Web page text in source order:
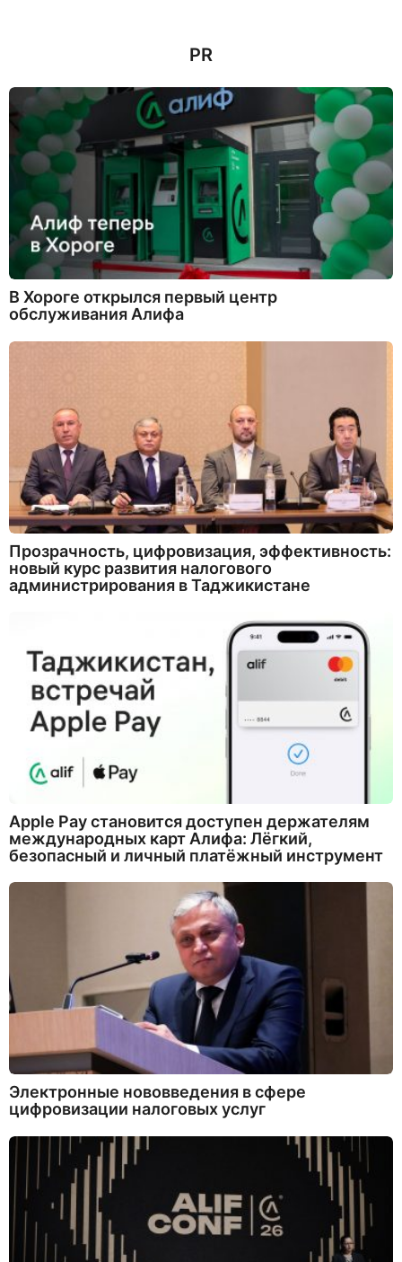
PR
В Хороге открылся первый центр
обслуживания Алифа
Прозрачность, цифровизация, эффективность:
новый курс развития налогового
администрирования в Таджикистане
Apple Pay становится доступен держателям
международных карт Алифа: Лёгкий,
безопасный и личный платёжный инструмент
Электронные нововведения в сфере
цифровизации налоговых услуг